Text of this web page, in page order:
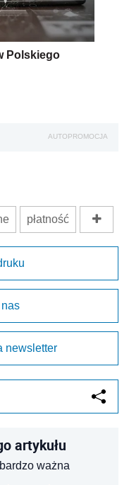
Polskiego
AUTOPROMOCJA
płatność
newsletter
artykułu
ważna